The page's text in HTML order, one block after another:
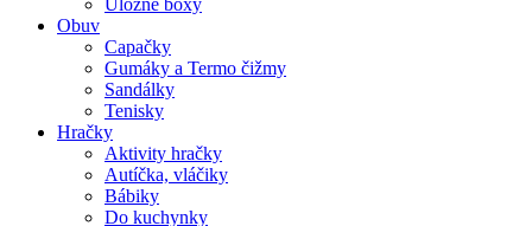
Úložné boxy
Obuv
Capačky
Gumáky a Termo čižmy
Sandálky
Tenisky
Hračky
Aktivity hračky
Autíčka, vláčiky
Bábiky
Do kuchynky